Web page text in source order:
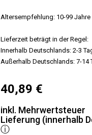
Altersempfehlung: 10-99 Jahre
Lieferzeit beträgt in der Regel:
Innerhalb Deutschlands: 2-3
Außerhalb Deutschlands: 7-14
40,89 €
inkl. Mehrwertsteuer
Lieferung (innerhalb
ⓘ